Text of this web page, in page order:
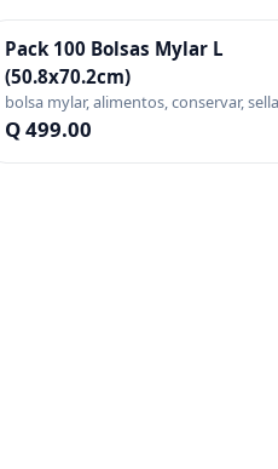
Pack 100 Bolsas Mylar L
(50.8x70.2cm)
bolsa mylar, alimentos, conservar,
vacio, metalizada, grande, pack
Q 499.00